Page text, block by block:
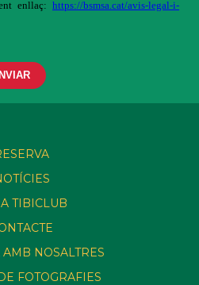
TIBICLUB
NOSALTRES
FOTOGRAFIES